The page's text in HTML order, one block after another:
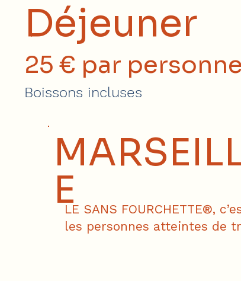
Déjeuner
25 € par personne
Boissons incluses
ELE SANS FOURCHETTE®,
les personnes atteintes de